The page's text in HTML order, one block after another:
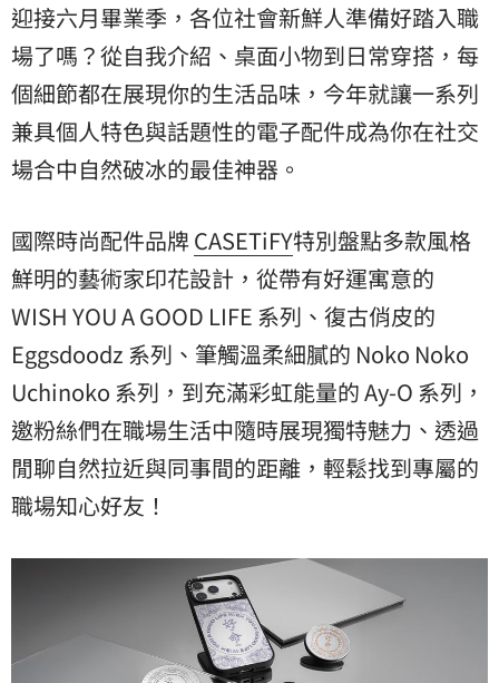
迎接六月畢業季，各位社會新鮮人準備好踏入職
場了嗎？從自我介紹、桌面小物到日常穿搭，每
個細節都在展現你的生活品味，今年就讓一系列
兼具個人特色與話題性的電子配件成為你在社交
場合中自然破冰的最佳神器。
國際時尚配件品牌CASETiFY特別盤點多款風格
鮮明的藝術家印花設計，從帶有好運寓意的
WISH YOU A GOOD LIFE 系列、復古俏皮的
Eggsdoodz 系列、筆觸溫柔細膩的 Noko Noko
Uchinoko 系列，到充滿彩虹能量的 Ay-O 系列，
邀粉絲們在職場生活中隨時展現獨特魅力、透過
閒聊自然拉近與同事間的距離，輕鬆找到專屬的
職場知心好友！